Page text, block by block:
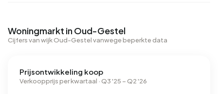
Woningmarkt in Oud-Gestel
Cijfers van wijk Oud-Gestel vanwege beperkte data
Prijsontwikkeling koop
Verkoopprijs per kwartaal · Q3 '25 – Q2 '26